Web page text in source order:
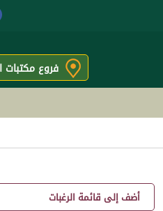
فروع مكتبات
أضف إلى قائمة الرغبات